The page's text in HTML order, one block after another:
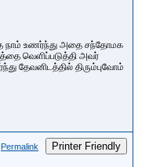
நாம் உணர்ந்து அதை சந்தோமக
வெளிப்படுத்தி அவர்
தேவனிடத்தில் திரும்புவோம்
Permalink Printer Friendly